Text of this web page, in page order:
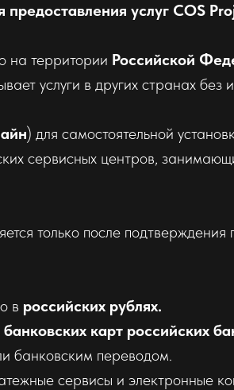
предоставления услуг COS
на территории Российской
услуги в других странах без
) для самостоятельной
сервисных центров,
только после
в российских рублях.
банковских карт российских
банковским переводом.
сервисы и электронные